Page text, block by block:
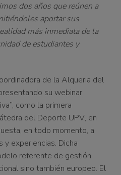
dos años que reúnen a
aportar sus
más inmediata de la
de estudiantes y
de la Alqueria del
su webinar
como la primera
del Deporte UPV, en
en todo momento, a
y experiencias. Dicha
referente de gestión
sino también europeo. El